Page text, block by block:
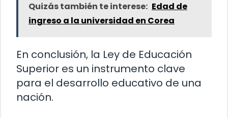
Quizás también te interese: Edad de
ingreso a la universidad en Corea
En conclusión, la Ley de Educación
Superior es un instrumento clave
para el desarrollo educativo de una
nación.